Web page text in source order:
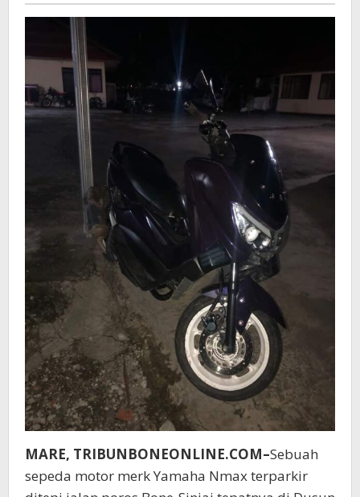
Pihak
MARE, TRIBUNBONEONLINE.COM–Sebuah
sepeda motor merk Yamaha Nmax terparkir